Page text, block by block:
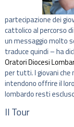
partecipazione dei
cattolico al percorso
un messaggio molto
traduce quindi – ha
Oratori Diocesi
per tutti. I giovani che
intendono offrire il
lombardo resti
Il Tour